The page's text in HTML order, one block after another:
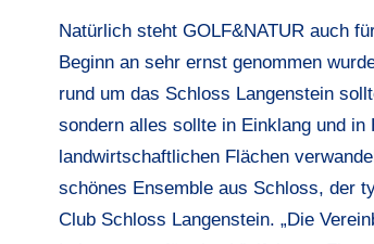
Natürlich steht GOLF&NATUR auch
Beginn an sehr ernst genommen
rund um das Schloss Langenstein
sondern alles sollte in Einklang und
landwirtschaftlichen Flächen
schönes Ensemble aus Schloss, der
Club Schloss Langenstein. „Die